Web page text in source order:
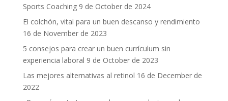
Sports Coaching 9 de October de 2024
El colchón, vital para un buen descanso y rendimiento
16 de November de 2023
5 consejos para crear un buen currículum sin
experiencia laboral 9 de October de 2023
Las mejores alternativas al retinol 16 de December de
2022